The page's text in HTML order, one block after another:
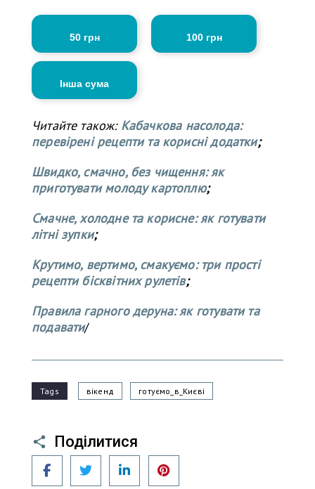
50 грн 100 грн
Інша сума
Читайте також: Кабачкова насолода:
перевірені рецепти та корисні додатки;
Швидко, смачно, без чищення: як
приготувати молоду картоплю;
Смачне, холодне та корисне: як готувати
літні зупки;
Крутимо, вертимо, смакуємо: три прості
рецепти бісквітних рулетів;
Правила гарного деруна: як готувати та
подавати/
Tags вікенд готуємо_в_Києві
Поділитися
Facebook Twitter LinkedIn